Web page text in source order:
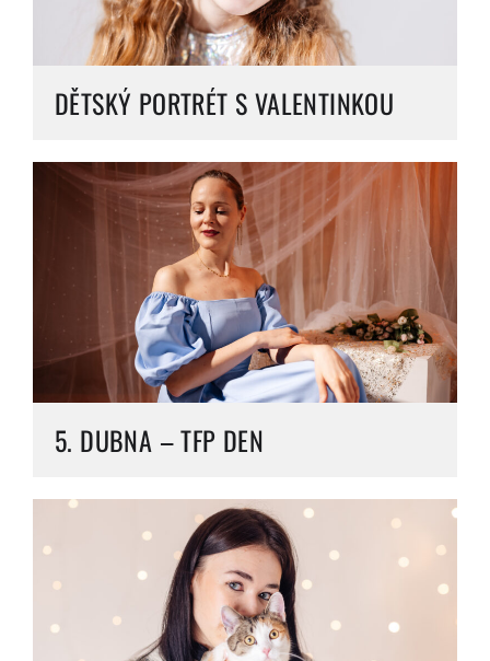
DĚTSKÝ PORTRÉT S VALENTINKOU
5. DUBNA – TFP DEN